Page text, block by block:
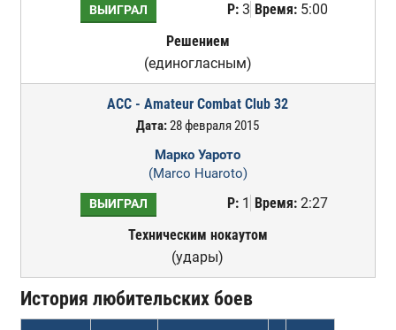
ВЫИГРАЛ Р:3 Время:5:00
Решением
(единогласным)
ACC - Amateur Combat Club 32
Дата:28 февраля 2015
Марко Уарото
(Marco Huaroto)
ВЫИГРАЛ Р:1 Время:2:27
Техническим нокаутом
(удары)
История любительских боев